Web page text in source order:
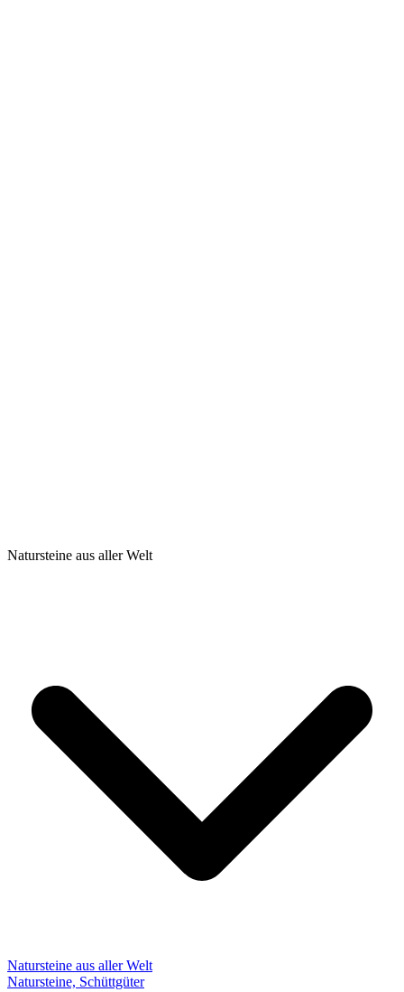
Natursteine aus aller Welt
Natursteine aus aller Welt
Natursteine, Schüttgüter